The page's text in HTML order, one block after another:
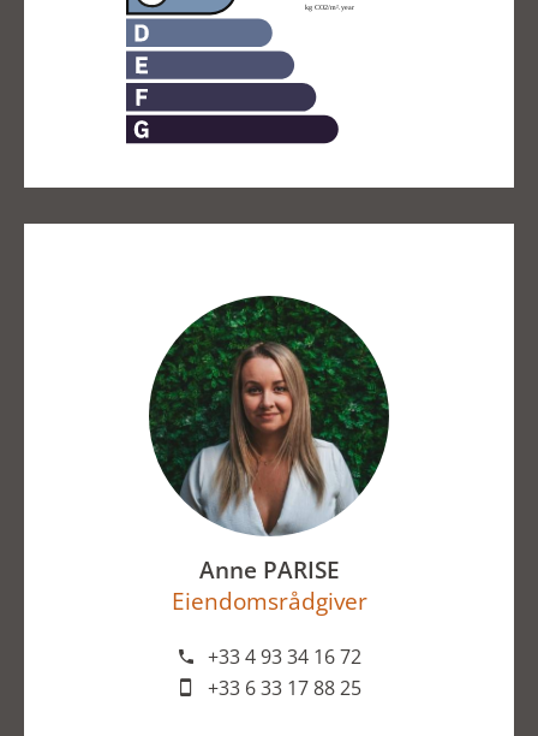
Anne PARISE
Eiendomsrådgiver
+33 4 93 34 16 72
+33 6 33 17 88 25